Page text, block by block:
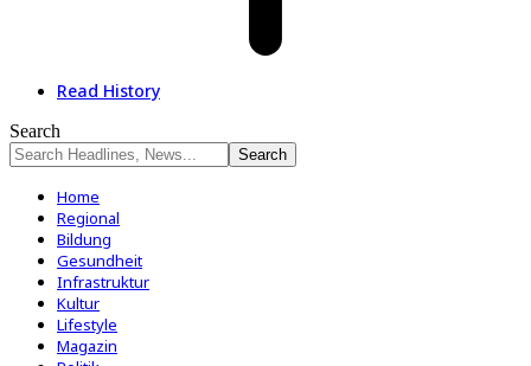
Read History
Search
Home
Regional
Bildung
Gesundheit
Infrastruktur
Kultur
Lifestyle
Magazin